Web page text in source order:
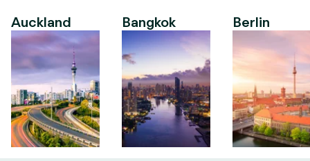
Auckland Bangkok Berlin